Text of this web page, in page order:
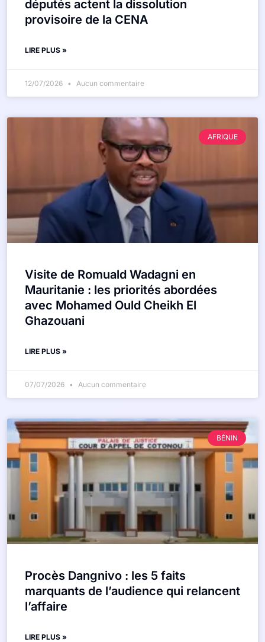
députés actent la dissolution
provisoire de la CENA
LIRE PLUS »
12/07/2026 Aucun commentaire
AFRIQUE
Visite de Romuald Wadagni en
Mauritanie : les priorités abordées
avec Mohamed Ould Cheikh El
Ghazouani
LIRE PLUS »
07/07/2026 Aucun commentaire
BÉNIN
Procès Dangnivo : les 5 faits
marquants de l’audience qui relancent
l’affaire
LIRE PLUS »